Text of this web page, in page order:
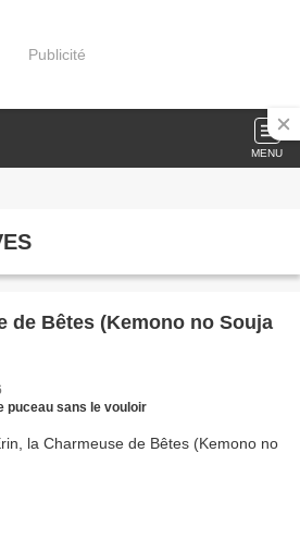
Publicité
MENU
de Bêtes (Kemono no Souja
puceau sans le vouloir